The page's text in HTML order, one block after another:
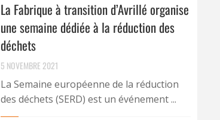
La Fabrique à transition d’Avrillé organise
une semaine dédiée à la réduction des
déchets
5 NOVEMBRE 2021
La Semaine européenne de la réduction
des déchets (SERD) est un événement ...